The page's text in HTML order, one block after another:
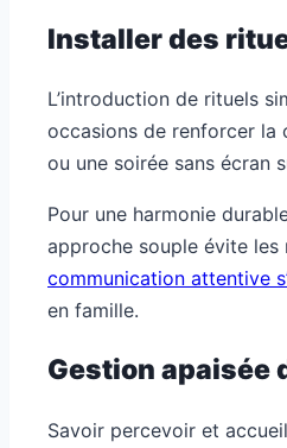
Installer des
L’introduction de rituels
occasions de renforcer la
ou une soirée sans écran
Pour une harmonie
approche souple évite
communication attentive
en famille.
Gestion apaisée
Savoir percevoir et